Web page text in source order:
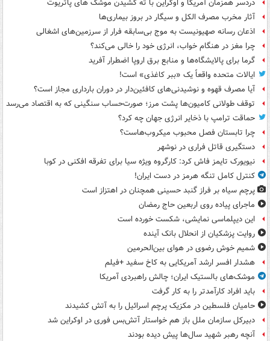
دردسر همزمان آمریکا و اوکراین با ته کشیدن موشک های پاتریوت
آثار مخرب مصرف الکل و سیگار در بروز بیماری‌ها
اذعان رسانه صهیونیست به موج بی‌سابقه فرار از سرزمین‌های اشغالی
چرا مغز در هنگام خواب، انرژی خود را خالی می‌کند؟
گرما برای پالایشگاه‌ها و منابع برق اروپا اضطرار آفرید
ایالات متحده واقعاً یک «ببر کاغذی» است!
آیا مصرف قهوه و نوشیدنی‌های کافئین‌دار در دوران بارداری مجاز است؟
توقف طولانی کامیون‌ها پشت مرز؛ صورت‌حساب سنگینی که به اقتصاد می‌رسد
حماقت ترامپ با ذخایر انرژی جهان چه کرد؟
چرا تابستان فصل محبوب میکروب‌هاست؟
دستگیری قاتل فراری در نوشهر
نیویورک تایمز فاش کرد: کارگروه ویژه سیا برای تفرقه افکنی در کوبا
کنترل کامل تنگه هرمز در دست ایران!
پرچم سیاه بر فراز گنبد حسینی همچنان در اهتزاز است
ماجرای پیاده روی اربعین حاج رمضان
این دیپلماسی نمایشی، شکست خورده است
روایت پزشکیان از انحلال بانک آینده
شمیم خوش رضوی در هوای بین‌الحرمین
هشدار افسر ارشد آمریکایی به کاخ سفید +فیلم
موشک‌های بالستیک ایران؛ چالش راهبردی آمریکا
باید افراد کارآمدتر را به کار گرفت
حامیان فلسطین در مکزیک پرچم اسرائیل را به آتش کشیدند
دبیرکل سازمان ملل باز هم خواستار آتش‌بس فوری در اوکراین شد
آنچه رهبر شهید سال‌ها پیش دیده بودند